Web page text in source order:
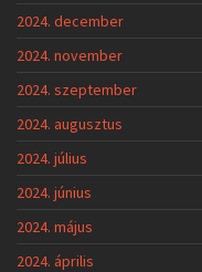
2024. december
2024. november
2024. szeptember
2024. augusztus
2024. július
2024. június
2024. május
2024. április